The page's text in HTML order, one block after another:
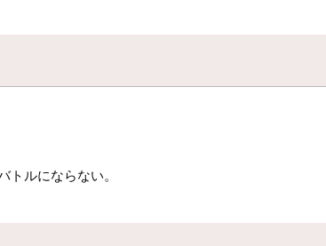
ルにならない。